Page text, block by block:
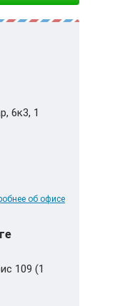
6к3, 1
об офисе
109 (1